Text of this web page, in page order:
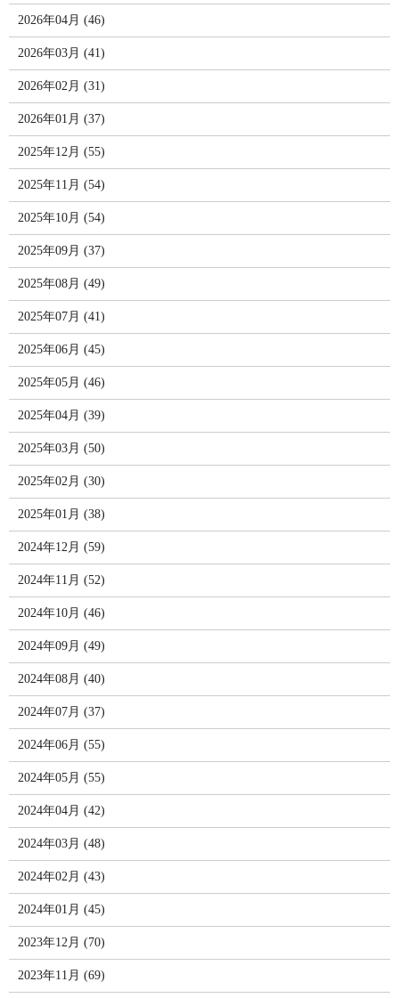
2026年04月 (46)
2026年03月 (41)
2026年02月 (31)
2026年01月 (37)
2025年12月 (55)
2025年11月 (54)
2025年10月 (54)
2025年09月 (37)
2025年08月 (49)
2025年07月 (41)
2025年06月 (45)
2025年05月 (46)
2025年04月 (39)
2025年03月 (50)
2025年02月 (30)
2025年01月 (38)
2024年12月 (59)
2024年11月 (52)
2024年10月 (46)
2024年09月 (49)
2024年08月 (40)
2024年07月 (37)
2024年06月 (55)
2024年05月 (55)
2024年04月 (42)
2024年03月 (48)
2024年02月 (43)
2024年01月 (45)
2023年12月 (70)
2023年11月 (69)